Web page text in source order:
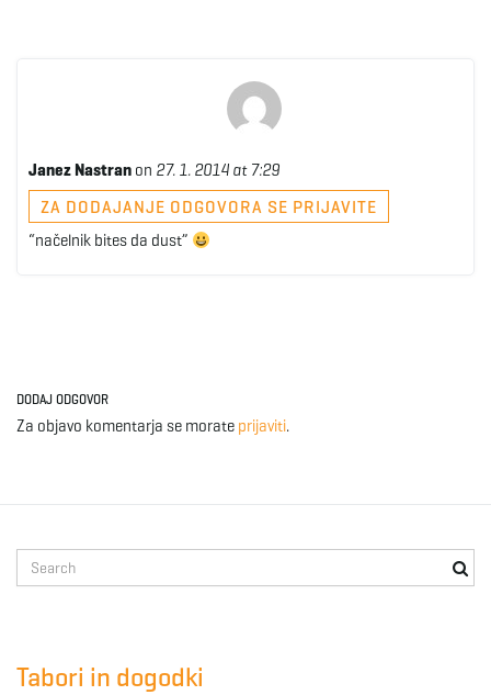
Janez Nastran on 27. 1. 2014 at 7:29
ZA DODAJANJE ODGOVORA SE PRIJAVITE
“načelnik bites da dust”
DODAJ ODGOVOR
Za objavo komentarja se morate prijaviti.
e
Tabori in dogodki